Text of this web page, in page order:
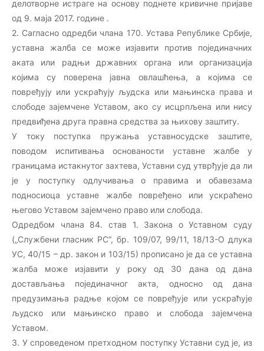
делотворне истраге на основу поднете кривичне пријаве
од 9. маја 2017. године .
2. Сагласно одредби члана 170. Устава Републике Србије,
уставна жалба се може изјавити против појединачних
аката или радњи државних органа или организација
којима су поверена јавна овлашћења, а којима се
повређују или ускраћују људска или мањинска права и
слободе зајемчене Уставом, ако су исцрпљена или нису
предвиђена друга правна средства за њихову заштиту.
У току поступка пружања уставносудске заштите,
поводом испитивања основаности уставне жалбе у
границама истакнутог захтева, Уставни суд утврђује да ли
је у поступку одлучивања о правима и обавезама
подносиоца уставне жалбе повређено или ускраћено
његово Уставом зајемчено право или слобода.
Oдредбом члана 84. став 1. Закона о Уставном суду
(„Службени гласник РС“, бр. 109/07, 99/11, 18/13-О длука
УС, 40/15 – др. закон и 103/15) прописано је да се уставна
жалба може изјавити у року од 30 дана од дана
достављања појединачног акта, односно од дана
предузимања радње којом се повређује или ускраћује
људско или мањинско право и слобода зајемчена
Уставом.
3. У спроведеном претходном поступку Уставни суд је, из